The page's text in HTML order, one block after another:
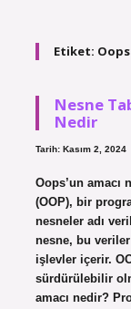
Etiket:
Nesne
Nedir
Tarih: Kasım 2, 2024
Oops’un
(OOP), bir
nesneler adı
nesne, bu
işlevler içerir.
sürdürülebilir
amacı nedir?